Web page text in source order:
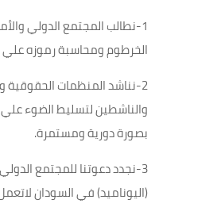
1- نطالب المجتمع الدولي
الخرطوم ومحاسبة رموزه
2- نناشد المنظمات الحقوقية
بصورة دورية ومستمرة.
3- نجدد دعوتنا للمجتمع
(اليوناميد) في السودان